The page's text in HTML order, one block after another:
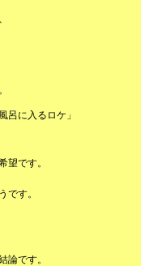
呂に入るロケ」
望です。
です。
論です。